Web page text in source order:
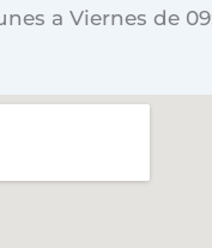
a Viernes de